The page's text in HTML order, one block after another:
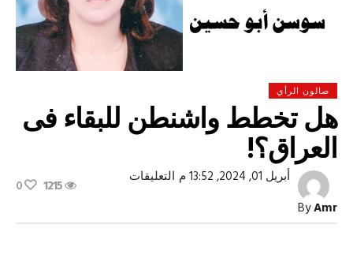
صالون الرأي
هل تخطط واشنطن للبقاء فى
العراق؟!
ByAmr
أبريل 01, 2024, 13:52 م التعليقاتعلى
للبقاء
1215
0